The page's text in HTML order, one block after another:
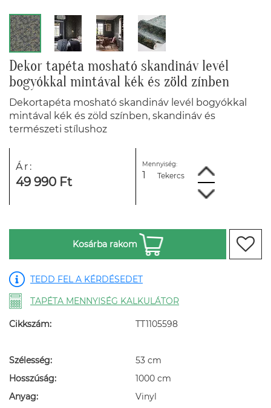
Dekor tapéta mosható skandináv levél
bogyókkal mintával kék és zöld zínben
Dekortapéta mosható skandináv levél bogyókkal
mintával kék és zöld színben, skandináv és
természeti stílushoz
Ár:
49 990 Ft
Mennyiség:
Tekercs
Kosárba rakom
TEDD FEL A KÉRDÉSEDET
TAPÉTA MENNYISÉG KALKULÁTOR
Cikkszám: TT1105598
Szélesség:
53 cm
Hosszúság:
1000 cm
Anyag:
Vinyl